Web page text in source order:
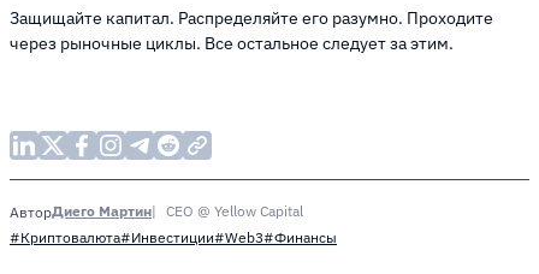
Защищайте капитал. Распределяйте его разумно. Проходите
через рыночные циклы. Все остальное следует за этим.
АвторДиего Мартин
CEO @ Yellow Capital
#Криптовалюта#Инвестиции#Web3#Финансы